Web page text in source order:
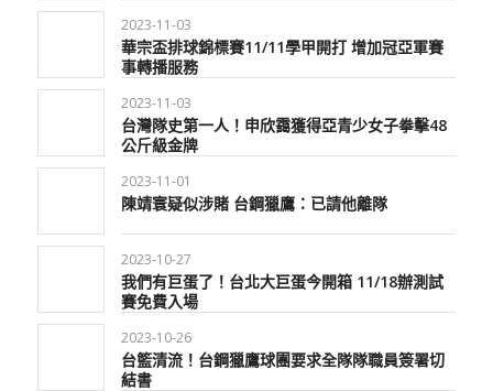
2023-11-03
華宗盃排球錦標賽11/11學甲開打 增加冠亞軍賽
事轉播服務
2023-11-03
台灣隊史第一人！申欣靄獲得亞青少女子拳擊48
公斤級金牌
2023-11-01
陳靖寰疑似涉賭 台鋼獵鷹：已請他離隊
2023-10-27
我們有巨蛋了！台北大巨蛋今開箱 11/18辦測試
賽免費入場
2023-10-26
台籃清流！台鋼獵鷹球團要求全隊隊職員簽署切
結書